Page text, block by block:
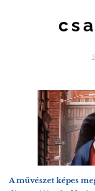
A művészet képes